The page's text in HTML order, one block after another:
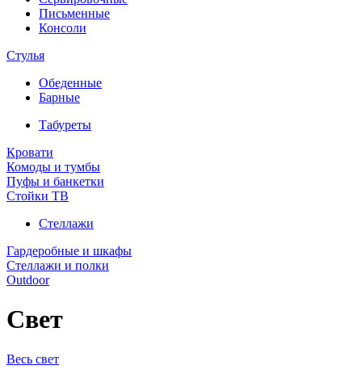
Письменные
Консоли
Стулья
Обеденные
Барные
Табуреты
Кровати
Комоды и тумбы
Пуфы и банкетки
Стойки ТВ
Стеллажи
Гардеробные и шкафы
Стеллажи и полки
Outdoor
Свет
Весь свет